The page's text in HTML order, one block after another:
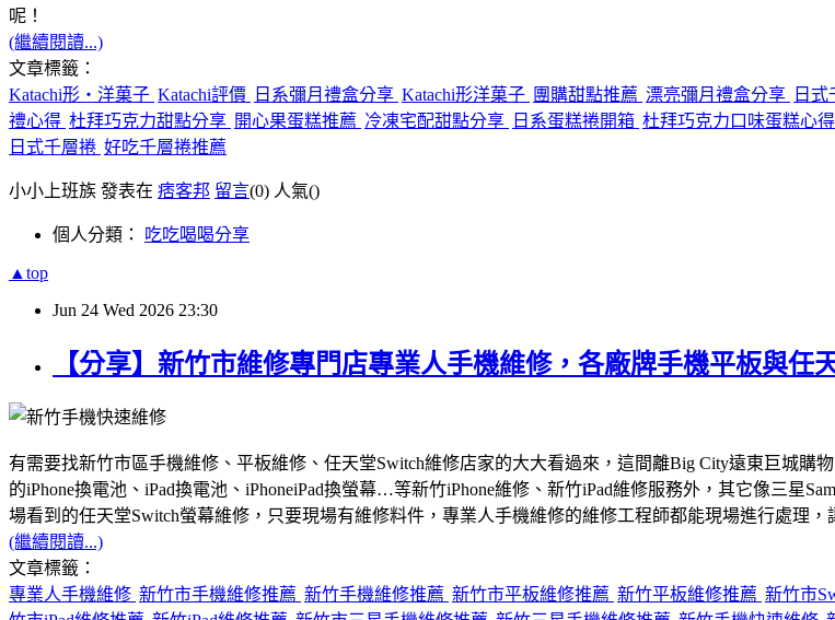
呢！
(繼續閱讀...)
文章標籤：
Katachi形‧洋菓子 Katachi評價 日系彌月禮盒分享 Katachi形洋菓子 團購甜點推薦 漂亮彌月禮盒分享 日式
禮心得 杜拜巧克力甜點分享 開心果蛋糕推薦 冷凍宅配甜點分享 日系蛋糕捲開箱 杜拜巧克力口味蛋糕心得
日式千層捲 好吃千層捲推薦
小小上班族 發表在 痞客邦 留言(0) 人氣()
個人分類： 吃吃喝喝分享
▲top
Jun 24 Wed 2026 23:30
【分享】新竹市維修專門店專業人手機維修，各廠牌手機平板與任
有需要找新竹市區手機維修、平板維修、任天堂Switch維修店家的大大看過來，這間離Big City遠東巨城
的iPhone換電池、iPad換電池、iPhoneiPad換螢幕…等新竹iPhone維修、新竹iPad維修服務外，其它像三星
場看到的任天堂Switch螢幕維修，只要現場有維修料件，專業人手機維修的維修工程師都能現場進行處理，
(繼續閱讀...)
文章標籤：
專業人手機維修 新竹市手機維修推薦 新竹手機維修推薦 新竹市平板維修推薦 新竹平板維修推薦 新竹市